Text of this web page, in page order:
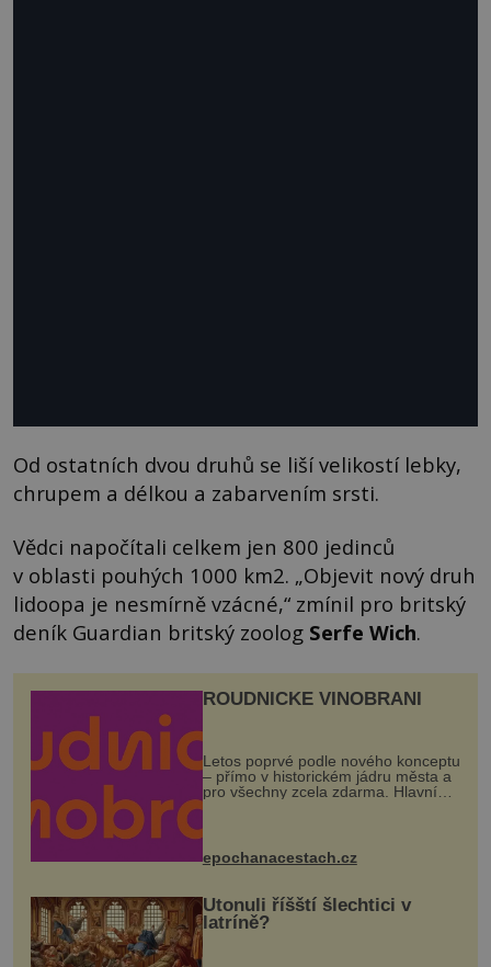
Od ostatních dvou druhů se liší velikostí lebky,
chrupem a délkou a zabarvením srsti.
Vědci napočítali celkem jen 800 jedinců
v oblasti pouhých 1000 km2. „Objevit nový druh
lidoopa je nesmírně vzácné,“ zmínil pro britský
deník Guardian britský zoolog Serfe Wich.
ROUDNICKÉ VINOBRANÍ
Letos poprvé podle nového konceptu
– přímo v historickém jádru města a
pro všechny zcela zdarma. Hlavní
program se odehraje na Karlově a
mohou těšit na víno, burčák, pes...
epochanacestach.cz
Utonuli říšští šlechtici v
latríně?